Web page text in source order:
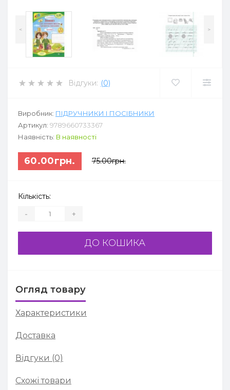
< >
Відгуки: (0)
Виробник: ПІДРУЧНИКИ І ПОСІБНИКИ
Артикул: 9789660733367
Наявність: В наявності
60.00грн. 75.00грн.
Кількість:
- +
ДО КОШИКА
Огляд товару
Характеристики
Доставка
Відгуки (0)
Схожі товари